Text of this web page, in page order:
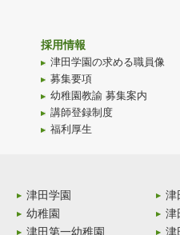
採用情報
津田学園の求める職員像
募集要項
幼稚園教諭 募集案内
講師登録制度
福利厚生
津田学園
幼稚園
津田第一幼稚園
津
津
津